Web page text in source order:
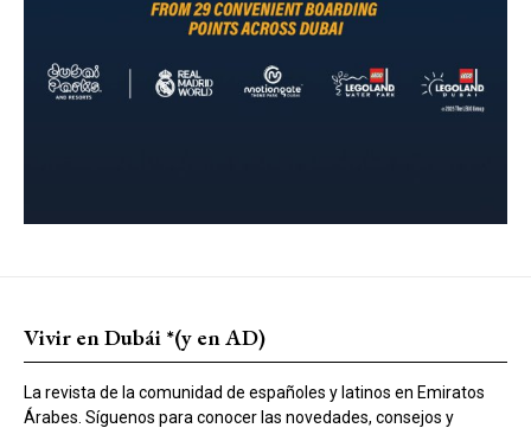
Vivir en Dubái *(y en AD)
La revista de la comunidad de españoles y latinos en Emiratos
Árabes. Síguenos para conocer las novedades, consejos y